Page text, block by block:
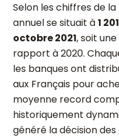
Selon les chiffres de
annuel se situait à1
octobre 2021, soit
rapport à 2020.
les banques ont
aux Français pour
moyenne record
historiquement
généré la décision